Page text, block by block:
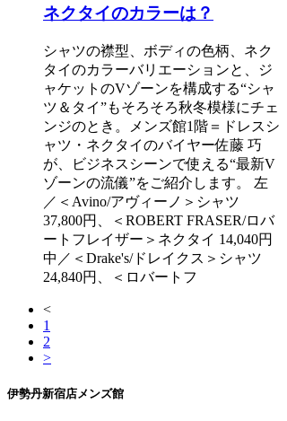
ネクタイのカラーは？
シャツの襟型、ボディの色柄、ネク
タイのカラーバリエーションと、ジ
ャケットのVゾーンを構成する“シャ
ツ＆タイ”もそろそろ秋冬模様にチェ
ンジのとき。メンズ館1階＝ドレスシ
ャツ・ネクタイのバイヤー佐藤 巧
が、ビジネスシーンで使える“最新V
ゾーンの流儀”をご紹介します。 左
／＜Avino/アヴィーノ＞シャツ
37,800円、＜ROBERT FRASER/ロバ
ートフレイザー＞ネクタイ 14,040円
中／＜Drake's/ドレイクス＞シャツ
24,840円、＜ロバートフ
<
1
2
>
伊勢丹新宿店メンズ館